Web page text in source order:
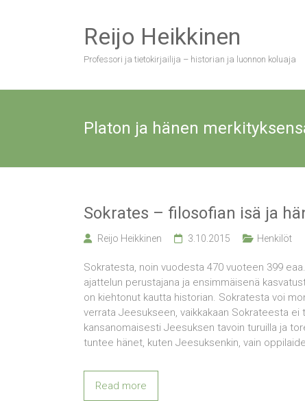
Reijo Heikkinen
Professori ja tietokirjailija – historian ja luonnon koluaja
Platon ja hänen
Sokrates – filosofian isä ja
Reijo Heikkinen 3.10.2015 Henkilöt
Sokratesta, noin vuodesta 470 vuoteen 399
ajattelun perustajana ja ensimmäisenä
on kiehtonut kautta historian. Sokratesta voi
verrata Jeesukseen, vaikkakaan Sokrateesta
kansanomaisesti Jeesuksen tavoin turuilla ja
tuntee hänet, kuten Jeesuksenkin, vain
Read more